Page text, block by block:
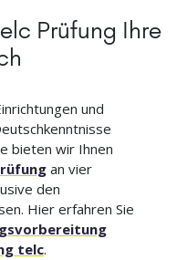
Prüfung Ihre
und
bieten wir Ihnen
an vier
den
Hier erfahren Sie
telc.